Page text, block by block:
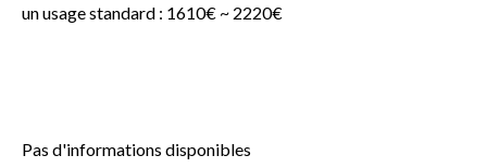
un usage standard : 1610€ ~ 2220€
Pas d'informations disponibles